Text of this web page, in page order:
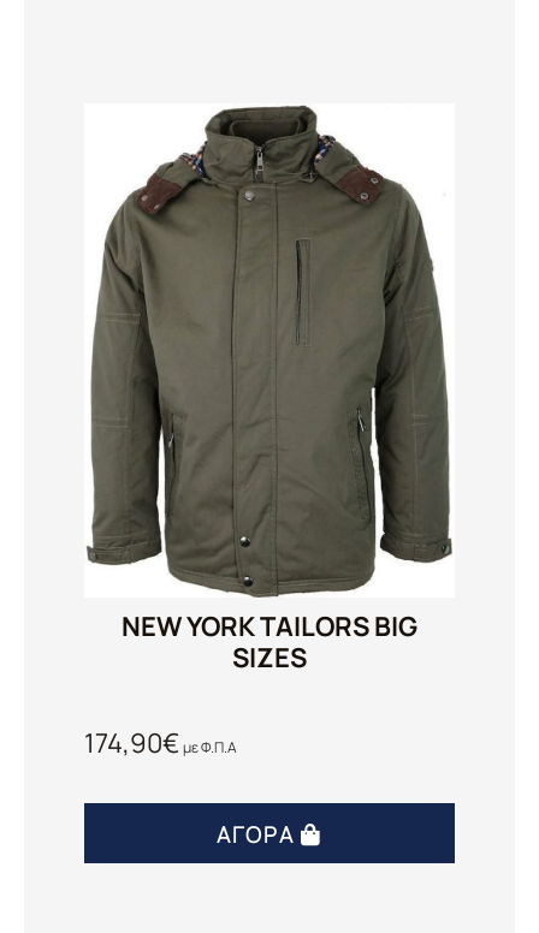
NEW YORK TAILORS BIG
SIZES
174,90€με Φ.Π.Α
ΑΓΟΡΆ